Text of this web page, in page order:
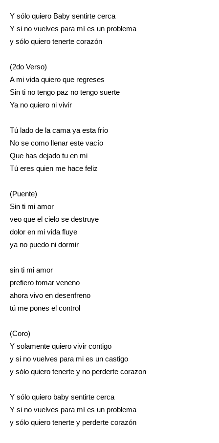
Y sólo quiero Baby sentirte cerca
Y si no vuelves para mí es un problema
y sólo quiero tenerte corazón
(2do Verso)
A mi vida quiero que regreses
Sin ti no tengo paz no tengo suerte
Ya no quiero ni vivir
Tú lado de la cama ya esta frío
No se como llenar este vacío
Que has dejado tu en mi
Tú eres quien me hace feliz
(Puente)
Sin ti mi amor
veo que el cielo se destruye
dolor en mi vida fluye
ya no puedo ni dormir
sin ti mi amor
prefiero tomar veneno
ahora vivo en desenfreno
tú me pones el control
(Coro)
Y solamente quiero vivir contigo
y si no vuelves para mi es un castigo
y sólo quiero tenerte y no perderte corazon
Y sólo quiero baby sentirte cerca
Y si no vuelves para mí es un problema
y sólo quiero tenerte y perderte corazón